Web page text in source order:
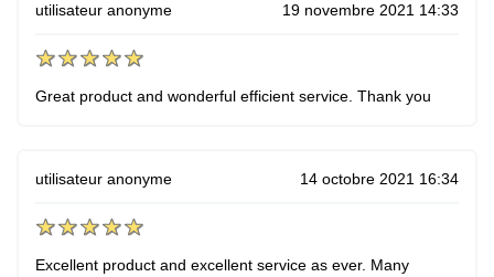
utilisateur anonyme 19 novembre 2021 14:33
Great product and wonderful efficient service. Thank you
utilisateur anonyme 14 octobre 2021 16:34
Excellent product and excellent service as ever. Many